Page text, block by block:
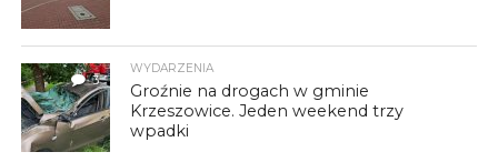
3
WYDARZENIA
Groźnie na drogach w gminie
Krzeszowice. Jeden weekend trzy
wpadki